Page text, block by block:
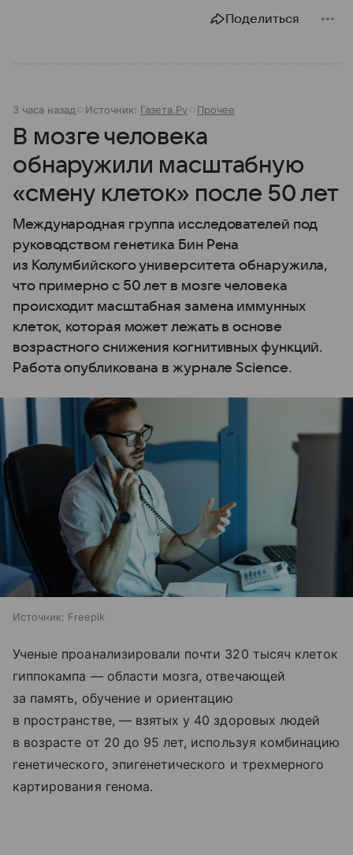
Поделиться
3 часа назад Источник: Газета.Ру Прочее
В мозге человека
обнаружили масштабную
«смену клеток» после 50 лет
Международная группа исследователей под
руководством генетика Бин Рена
из Колумбийского университета обнаружила,
что примерно с 50 лет в мозге человека
происходит масштабная замена иммунных
клеток, которая может лежать в основе
возрастного снижения когнитивных функций.
Работа опубликована в журнале Science.
Источник: Freepik
Ученые проанализировали почти 320 тысяч клеток
гиппокампа — области мозга, отвечающей
за память, обучение и ориентацию
в пространстве, — взятых у 40 здоровых людей
в возрасте от 20 до 95 лет, используя комбинацию
генетического, эпигенетического и трехмерного
картирования генома.